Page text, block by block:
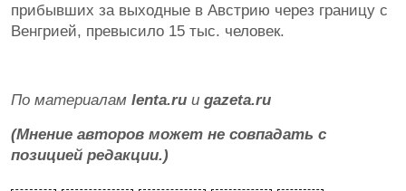
прибывших за выходные в Австрию через границу с
Венгрией, превысило 15 тыс. человек.
По материалам lenta.ru и gazeta.ru
(Мнение авторов может не совпадать с
позицией редакции.)